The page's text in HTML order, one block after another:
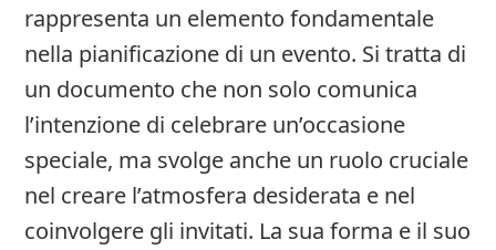
rappresenta un elemento fondamentale
nella pianificazione di un evento. Si tratta di
un documento che non solo comunica
l’intenzione di celebrare un’occasione
speciale, ma svolge anche un ruolo cruciale
nel creare l’atmosfera desiderata e nel
coinvolgere gli invitati. La sua forma e il suo